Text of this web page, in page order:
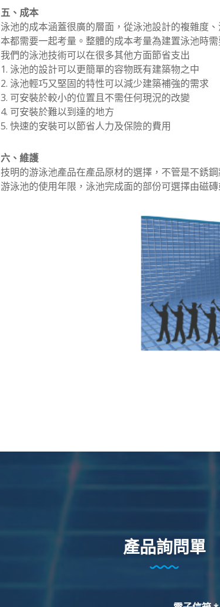
五、成本
泳池的成本涵蓋很廣的層面，從泳池設計的複雜度
本都需要一起考量。整體的成本考量為建置泳池時需
我們的泳池技術可以在很多其他方面節省支出
1. 泳池的設計可以更簡單的容物既有建築物之中
2. 泳池輕巧又堅固的特性可以減少建築補強的需求
3. 可安裝於較小的位置且不需任何現況的改變
4. 可安裝於難以到達的地方
5. 快速的安裝可以節省人力及保險的費用
六、維護
技明的游泳池產品在產品原材的選擇，不管是不銹
游泳池的使用年限，泳池完成面的部份可選擇由磁
產品詢問單